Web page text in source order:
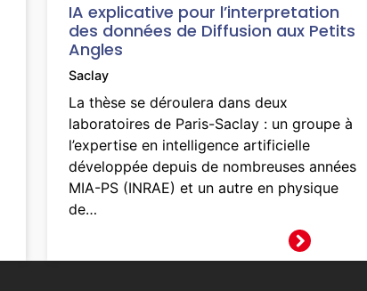
IA explicative pour l’interpretation
des données de Diffusion aux Petits
Angles
Saclay
La thèse se déroulera dans deux
laboratoires de Paris-Saclay : un groupe à
l’expertise en intelligence artificielle
développée depuis de nombreuses années
MIA-PS (INRAE) et un autre en physique
de…